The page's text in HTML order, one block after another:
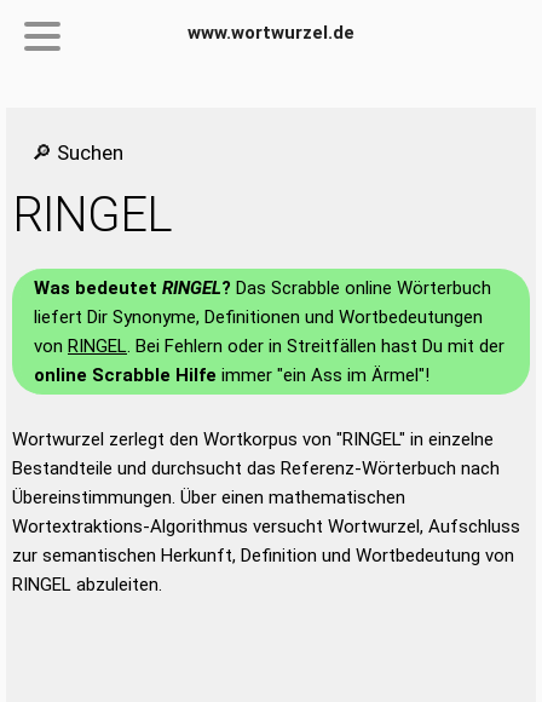
www.wortwurzel.de
🔎 Suchen
RINGEL
Was bedeutet RINGEL? Das Scrabble online Wörterbuch
liefert Dir Synonyme, Definitionen und Wortbedeutungen
von RINGEL. Bei Fehlern oder in Streitfällen hast Du mit der
online Scrabble Hilfe immer "ein Ass im Ärmel"!
Wortwurzel zerlegt den Wortkorpus von "RINGEL" in einzelne
Bestandteile und durchsucht das Referenz-Wörterbuch nach
Übereinstimmungen. Über einen mathematischen
Wortextraktions-Algorithmus versucht Wortwurzel, Aufschluss
zur semantischen Herkunft, Definition und Wortbedeutung von
RINGEL abzuleiten.